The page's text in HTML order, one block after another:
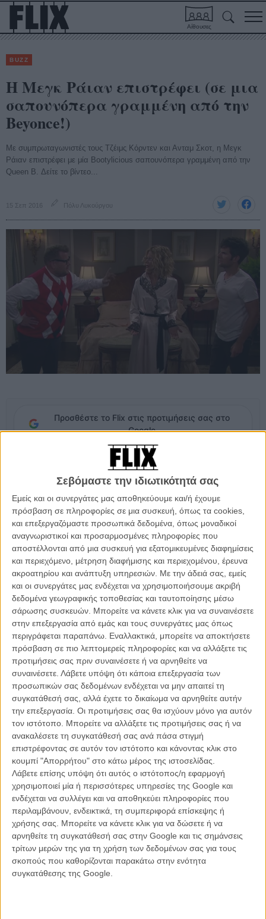
Σεβόμαστε την ιδιωτικότητά σας
Εμείς και οι συνεργάτες μας αποθηκεύουμε και/ή έχουμε
πρόσβαση σε πληροφορίες σε μια συσκευή, όπως τα cookies,
και επεξεργαζόμαστε προσωπικά δεδομένα, όπως μοναδικοί
αναγνωριστικοί και προσαρμοσμένες πληροφορίες που
αποστέλλονται από μια συσκευή για εξατομικευμένες διαφημίσεις
και περιεχόμενο, μέτρηση διαφήμισης και περιεχομένου, έρευνα
ακροατηρίου και ανάπτυξη υπηρεσιών. Με την άδειά σας, εμείς
και οι συνεργάτες μας ενδέχεται να χρησιμοποιήσουμε ακριβή
δεδομένα γεωγραφικής τοποθεσίας και ταυτοποίησης μέσω
σάρωσης συσκευών. Μπορείτε να κάνετε κλικ για να συναινέσετε
στην επεξεργασία από εμάς και τους συνεργάτες μας όπως
περιγράφεται παραπάνω. Εναλλακτικά, μπορείτε να αποκτήσετε
πρόσβαση σε πιο λεπτομερείς πληροφορίες και να αλλάξετε τις
προτιμήσεις σας πριν συναινέσετε ή να αρνηθείτε να
συναινέσετε. Λάβετε υπόψη ότι κάποια επεξεργασία των
προσωπικών σας δεδομένων ενδέχεται να μην απαιτεί τη
συγκατάθεσή σας, αλλά έχετε το δικαίωμα να αρνηθείτε αυτήν
την επεξεργασία. Οι προτιμήσεις σας θα ισχύουν μόνο για αυτόν
τον ιστότοπο. Μπορείτε να αλλάξετε τις προτιμήσεις σας ή να
ανακαλέσετε τη συγκατάθεσή σας ανά πάσα στιγμή
επιστρέφοντας σε αυτόν τον ιστότοπο και κάνοντας κλικ στο
κουμπί "Απορρήτου" στο κάτω μέρος της ιστοσελίδας.
Λάβετε επίσης υπόψη ότι αυτός ο ιστότοπος/η εφαρμογή
χρησιμοποιεί μία ή περισσότερες υπηρεσίες της Google και
ενδέχεται να συλλέγει και να αποθηκεύει πληροφορίες που
περιλαμβάνουν, ενδεικτικά, τη συμπεριφορά επίσκεψης ή
χρήσης σας. Μπορείτε να κάνετε κλικ για να δώσετε ή να
αρνηθείτε τη συγκατάθεσή σας στην Google και τις σημάνσεις
τρίτων μερών της για τη χρήση των δεδομένων σας για τους
σκοπούς που καθορίζονται παρακάτω στην ενότητα
συγκατάθεσης της Google.
Αίθουσες
BUZZ
Η Μεγκ Ράιαν επιστρέφει (σε μια
σαπουνόπερα γραμμένη από την
Beyonce!)
Με συμπρωταγωνιστές τους Τζέιμς Κόρντεν και Ανταμ Σκοτ, η Μεγκ
Ράιαν επιστρέφει με μία Bootylicious σαπουνόπερα γραμμένη από την
Queen B. Δείτε το βίντεο...
15 Σεπ 2016 Πόλυ Λυκούργου
Προσθέστε το Flix στις προτιμήσεις σας στο
Google
Φυσικά πρόκειται για σατιρικό βίντεο από το late night show του
Τζέιμς Κόρντεν. Γραμμένο πανέξυπνα (πάνω σε στίχους
γινόταν στο Saturday Night Live) κι από τους καλεσμένους του,
Μέγκ Ράιαν και Ανταμ Σκοτ, το σκετς έχει ιδιαίτερο βαθμό
δυσκολίας.
Το βίντεο της μέρας: Τζούλιαν Μουρ, Τζέιμς
Κόρντεν σε σαπουνόπερα
Οι κανόνες του «The Bold and the Lyrical» είναι ότι οι
πρωταγωνιστές συνομιλούν χρησιμοποιώντας στίχους διάσημων
τραγουδιών της Queen B. Το στήσιμο της σκηνής θέλει τους Μεγκ
Ράιαν και Ανταμ Σκοτ παράνομο ζευγάρι, με τον σύζυγο Τζέιμς
Κόρντεν να τους πιάνει στα πράσα.
Κι ενώ τα δύο αρσενικά είναι απολαυστικά, η πάλαι ποτέ
πολυαγαπημένη Μεγκ Ράιαν μοιάζει να έχει αποχαιρετήσει την
εκφραστικότητα του προσώπου της και το σήμα-κατατεθέν
αλάνθαστο κωμικό της timing για πάντα. Τι κρίμα...